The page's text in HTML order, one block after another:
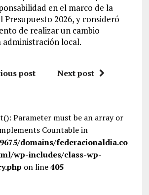
en el marco de la
Presupuesto 2026, y consideró
de realizar un cambio
local.
post Next post
Parameter must be an array or
Countable in
domains/federacionaldia.co
wp-includes/class-wp-
on line405